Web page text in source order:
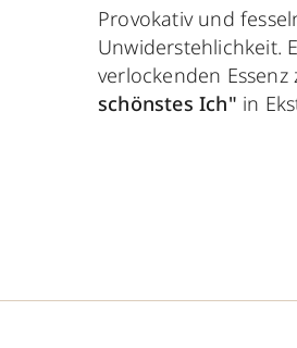
Provokativ und
Unwiderstehlichkeit.
verlockenden
schönstes Ich" in